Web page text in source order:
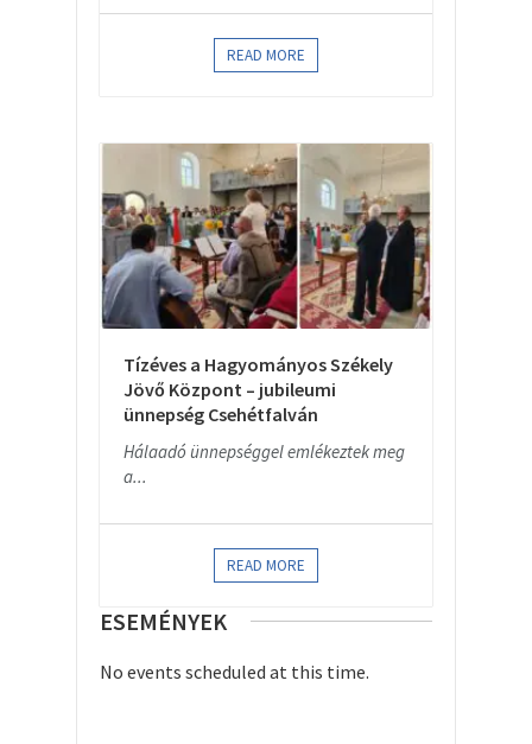
READ MORE
Tízéves a Hagyományos Székely
Jövő Központ – jubileumi
ünnepség Csehétfalván
Hálaadó ünnepséggel emlékeztek meg
a...
READ MORE
ESEMÉNYEK
No events scheduled at this time.